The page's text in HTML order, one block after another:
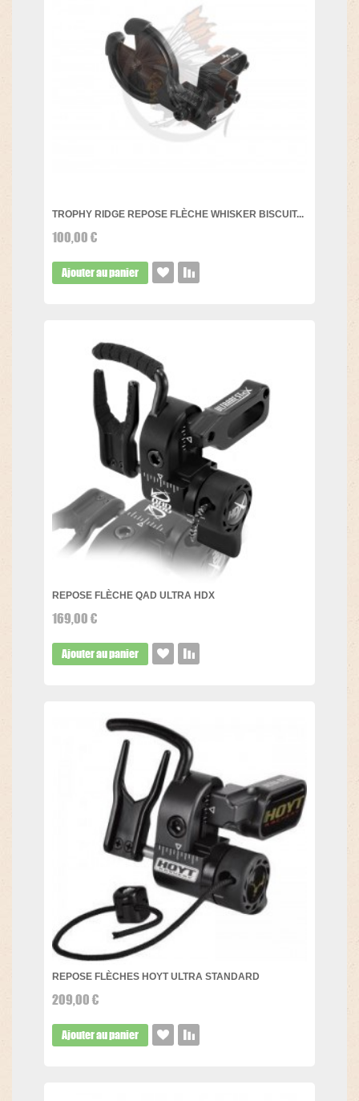
TROPHY RIDGE REPOSE FLÈCHE WHISKER BISCUIT...
100,00 €
Ajouter au panier
REPOSE FLÈCHE QAD ULTRA HDX
169,00 €
Ajouter au panier
REPOSE FLÈCHES HOYT ULTRA STANDARD
209,00 €
Ajouter au panier